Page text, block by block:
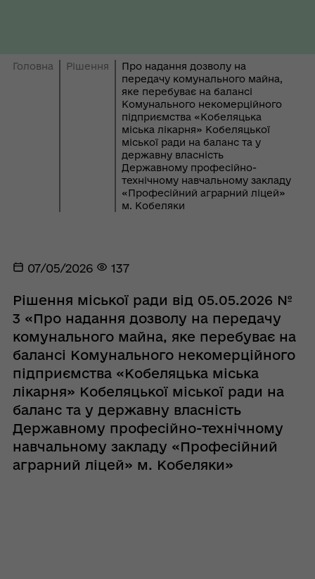
Головна Рішення
Про надання дозволу на
передачу комунального майна,
яке перебуває на балансі
Комунального некомерційного
підприємства «Кобеляцька
міська лікарня» Кобеляцької
міської ради на баланс та у
державну власність
Державному професійно-
технічному навчальному закладу
«Професійний аграрний ліцей»
м. Кобеляки
07/05/2026 137
Рішення міської ради від 05.05.2026 №
3 «Про надання дозволу на передачу
комунального майна, яке перебуває на
балансі Комунального некомерційного
підприємства «Кобеляцька міська
лікарня» Кобеляцької міської ради на
баланс та у державну власність
Державному професійно-технічному
навчальному закладу «Професійний
аграрний ліцей» м. Кобеляки»